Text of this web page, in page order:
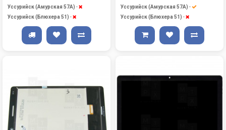
Уссурийск (Амурская 57А) -
Уссурийск (Блюхера 51) -
Уссурийск (Амурская 57А) -
Уссурийск (Блюхера 51) -